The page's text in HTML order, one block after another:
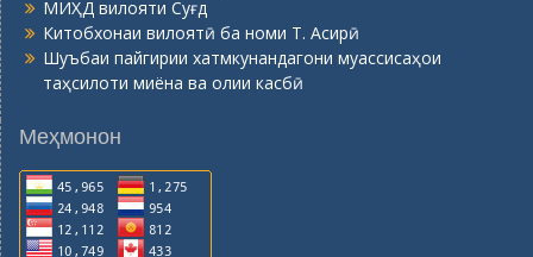
МИҲД вилояти Суғд
Китобхонаи вилоятӣ ба номи Т. Асирӣ
Шуъбаи пайгирии хатмкунандагони муассисаҳои
таҳсилоти миёна ва олии касбӣ
Меҳмонон